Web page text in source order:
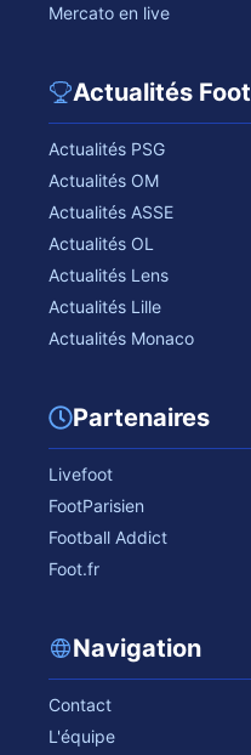
Mercato en live
Actualités Foot
Actualités PSG
Actualités OM
Actualités ASSE
Actualités OL
Actualités Lens
Actualités Lille
Actualités Monaco
Partenaires
Livefoot
FootParisien
Football Addict
Foot.fr
Navigation
Contact
L'équipe